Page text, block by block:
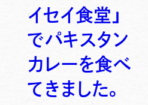
イセイ食堂」
でパキスタン
カレーを食べ
てきました。